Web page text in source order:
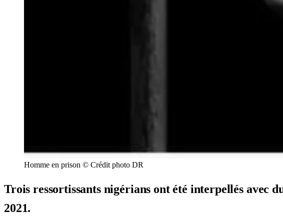
Homme en prison © Crédit photo DR
Trois ressortissants nigérians ont été interpellés avec
2021.